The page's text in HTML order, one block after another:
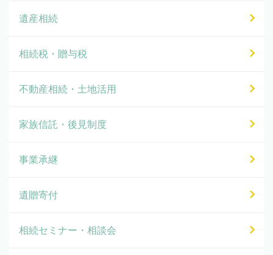
遺産相続
相続税・贈与税
不動産相続・土地活用
家族信託・後見制度
事業承継
遺贈寄付
相続セミナー・相談会